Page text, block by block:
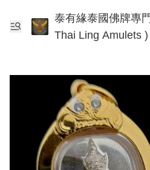
泰有緣泰國佛牌專門
Thai Ling Amulets )